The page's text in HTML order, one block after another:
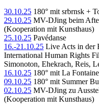
30.10.25 180° mit srbrnsk +
29.10.25 MV-DJing beim
(Kooperation mit Kunsthaus)
25.10.25 Pavédanse
16.-21.10.25 Live Acts in der
International Human Rights
Simonoton, Ehekrach, Reis,
16.10.25 180° mit La
09.10.25 180° mit Summer
02.10.25 MV-DJing zu
(Kooperation mit Kunsthaus)